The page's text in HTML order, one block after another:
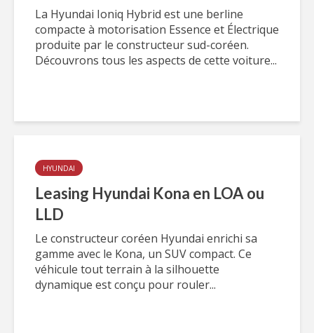
La Hyundai Ioniq Hybrid est une berline
compacte à motorisation Essence et Électrique
produite par le constructeur sud-coréen.
Découvrons tous les aspects de cette voiture...
HYUNDAI
Leasing Hyundai Kona en LOA ou
LLD
Le constructeur coréen Hyundai enrichi sa
gamme avec le Kona, un SUV compact. Ce
véhicule tout terrain à la silhouette
dynamique est conçu pour rouler...